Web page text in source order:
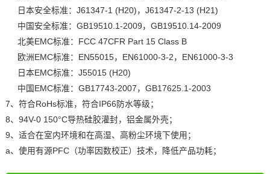
日本安全标准：J61347-1 (H20)，J61347-2-13 (H21)
中国安全标准：GB19510.1-2009，GB19510.14-2009
北美EMC标准：FCC 47CFR Part 15 Class B
欧洲EMC标准：EN55015，EN61000-3-2，EN61000-3-3
日本EMC标准：J55015 (H20)
中国EMC标准：GB17743-2007，GB17625.1-2003
7、符合RoHs标准，符合IP66防水等级；
8、94V-0 150°C导热硅胶灌封，铝金属外壳；
9、适合在室内环境和在高湿、高粉尘环境下使用；
a、使用有源PFC（功率因数校正）技术，降低产品功耗；